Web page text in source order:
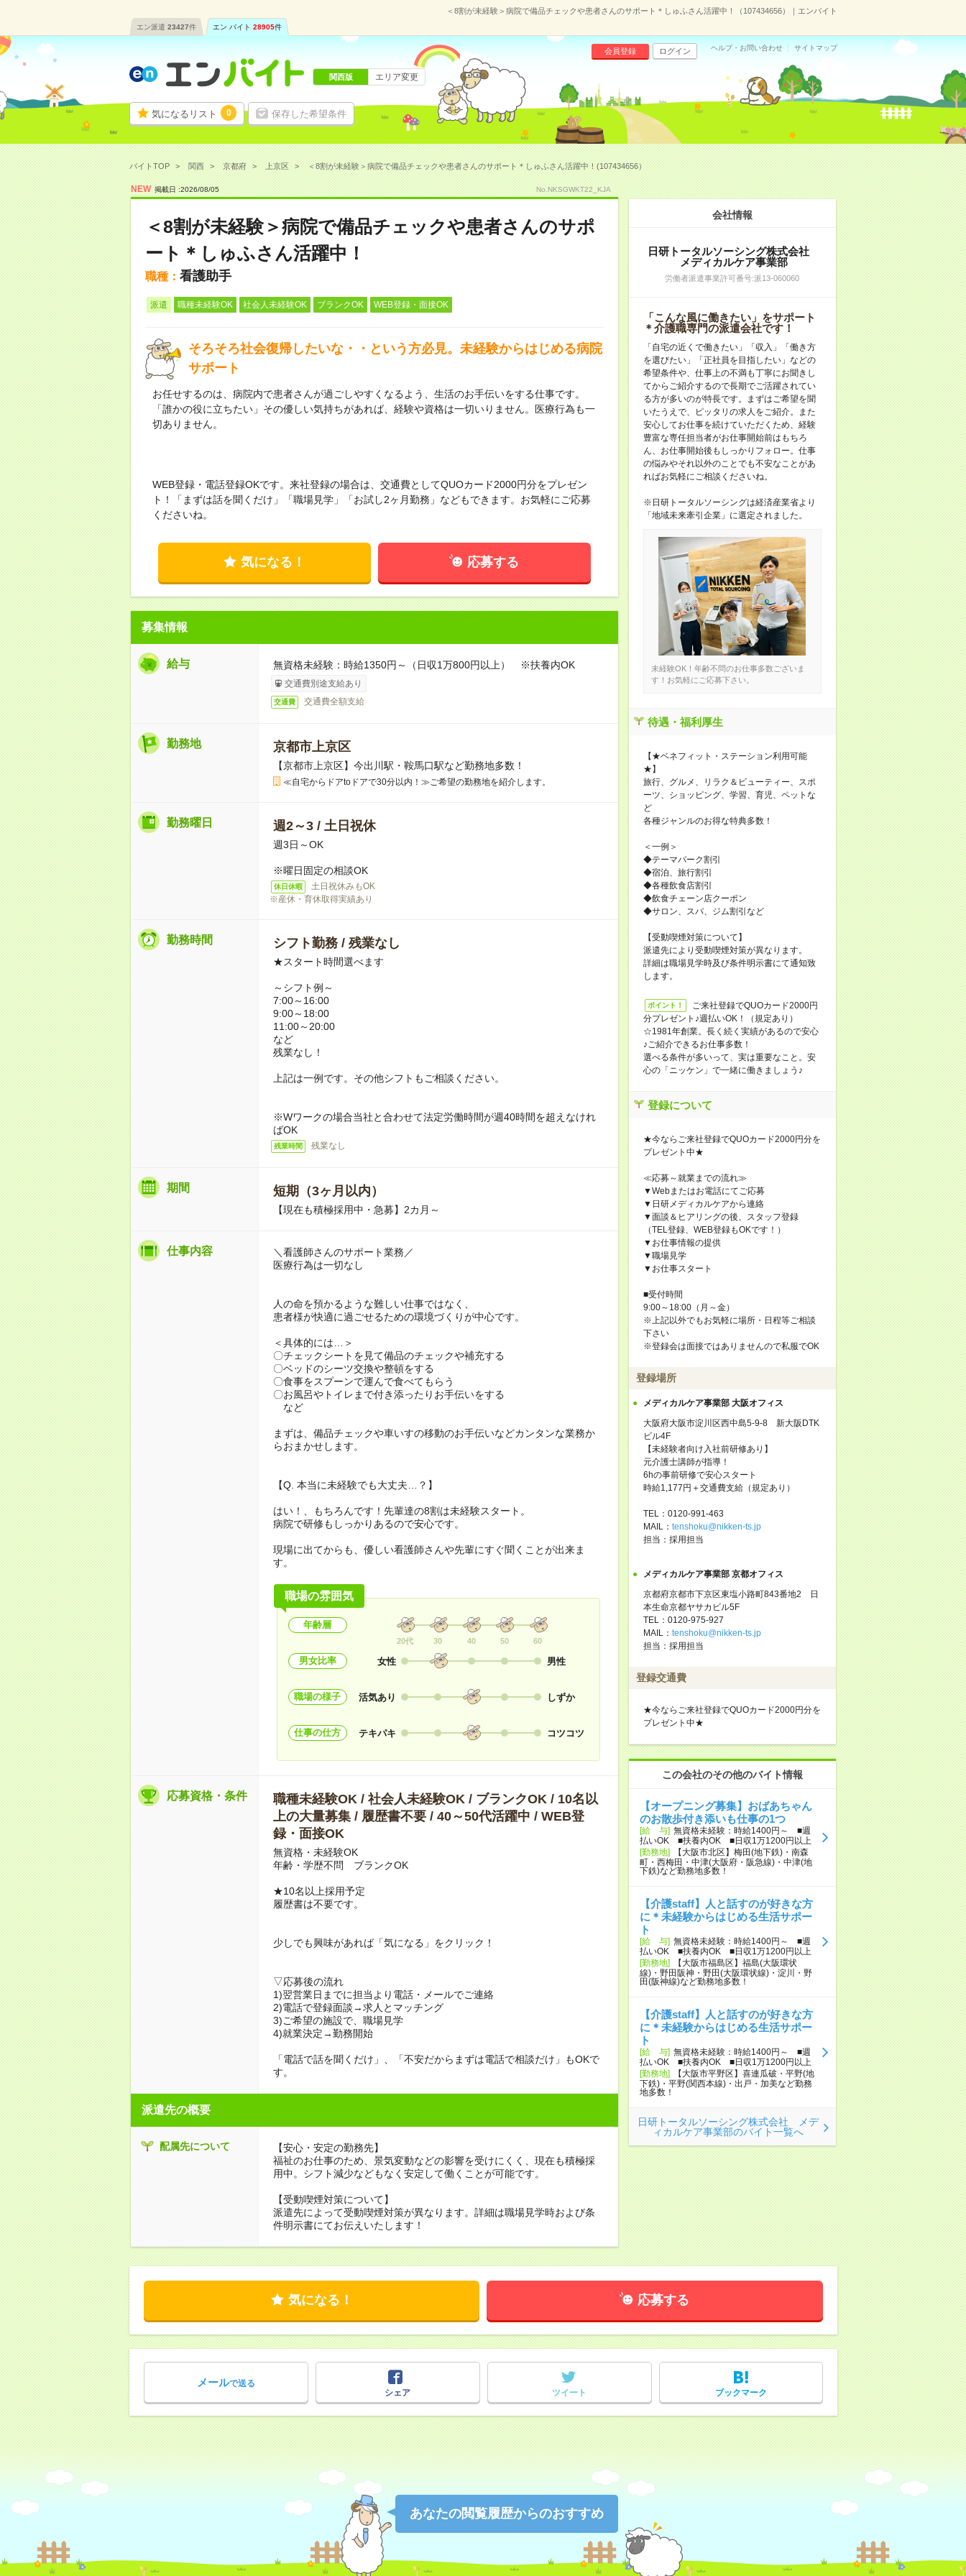
＜8割が未経験＞病院で備品チェックや患者さんのサポート＊しゅふさん活躍中！（107434656）｜エンバイト
エン派遣 23427件 エン バイト 28905件
気になるリスト 0 保存した希望条件
会員登録 ログイン ヘルプ・お問い合わせ サイトマップ
関西版 エリア変更
バイトTOP 関西 京都府 上京区 ＜8割が未経験＞病院で備品チェックや患者さんのサポート＊しゅふさん活躍中！(107434656）
NEW 掲載日 :2026/08/05 No.NKSGWKT22_KJA
＜8割が未経験＞病院で備品チェックや患者さんのサポ
ート＊しゅふさん活躍中！
職種： 看護助手
派遣 職種未経験OK 社会人未経験OK ブランクOK WEB登録・面接OK
そろそろ社会復帰したいな・・という方必見。未経験からはじめる病院
サポート
お任せするのは、病院内で患者さんが過ごしやすくなるよう、生活のお手伝いをする仕事です。
「誰かの役に立ちたい」その優しい気持ちがあれば、経験や資格は一切いりません。医療行為も一
切ありません。
WEB登録・電話登録OKです。来社登録の場合は、交通費としてQUOカード2000円分をプレゼン
ト！「まずは話を聞くだけ」「職場見学」「お試し2ヶ月勤務」などもできます。お気軽にご応募
くださいね。
気になる！ 応募する
募集情報
給与 無資格未経験：時給1350円～（日収1万800円以上） ※扶養内OK
交通費別途支給あり
交通費 交通費全額支給
勤務地 京都市上京区
【京都市上京区】今出川駅・鞍馬口駅など勤務地多数！
≪自宅からドアtoドアで30分以内！≫ご希望の勤務地を紹介します。
勤務曜日 週2～3 / 土日祝休
週3日～OK
※曜日固定の相談OK
休日休暇
土日祝休みもOK
※産休・育休取得実績あり
勤務時間 シフト勤務 / 残業なし
★スタート時間選べます
～シフト例～
7:00～16:00
9:00～18:00
11:00～20:00
など
残業なし！
上記は一例です。その他シフトもご相談ください。
※Wワークの場合当社と合わせて法定労働時間が週40時間を超えなけれ
ばOK
残業時間 残業なし
期間 短期（3ヶ月以内）
【現在も積極採用中・急募】2カ月～
仕事内容
＼看護師さんのサポート業務／
医療行為は一切なし
人の命を預かるような難しい仕事ではなく、
患者様が快適に過ごせるための環境づくりが中心です。
＜具体的には…＞
〇チェックシートを見て備品のチェックや補充する
〇ベッドのシーツ交換や整頓をする
〇食事をスプーンで運んで食べてもらう
〇お風呂やトイレまで付き添ったりお手伝いをする
など
まずは、備品チェックや車いすの移動のお手伝いなどカンタンな業務か
らおまかせします。
【Q. 本当に未経験でも大丈夫…？】
はい！、もちろんです！先輩達の8割は未経験スタート。
病院で研修もしっかりあるので安心です。
現場に出てからも、優しい看護師さんや先輩にすぐ聞くことが出来ま
す。
職場の雰囲気
年齢層
20代 30 40 50 60
男女比率 女性 男性
職場の様子 活気あり しずか
仕事の仕方 テキパキ コツコツ
応募資格・条件
職種未経験OK / 社会人未経験OK / ブランクOK / 10名以
上の大量募集 / 履歴書不要 / 40～50代活躍中 / WEB登
録・面接OK
無資格・未経験OK
年齢・学歴不問 ブランクOK
★10名以上採用予定
履歴書は不要です。
少しでも興味があれば「気になる」をクリック！
▽応募後の流れ
1)翌営業日までに担当より電話・メールでご連絡
2)電話で登録面談→求人とマッチング
3)ご希望の施設で、職場見学
4)就業決定→勤務開始
「電話で話を聞くだけ」、「不安だからまずは電話で相談だけ」もOKで
す。
派遣先の概要
配属先について
【安心・安定の勤務先】
福祉のお仕事のため、景気変動などの影響を受けにくく、現在も積極採
用中。シフト減少などもなく安定して働くことが可能です。
【受動喫煙対策について】
派遣先によって受動喫煙対策が異なります。詳細は職場見学時および条
件明示書にてお伝えいたします！
会社情報
日研トータルソーシング株式会社
メディカルケア事業部
労働者派遣事業許可番号:派13-060060
「こんな風に働きたい」をサポート
＊介護職専門の派遣会社です！
「自宅の近くで働きたい」「収入」「働き方
を選びたい」「正社員を目指したい」などの
希望条件や、仕事上の不満も丁寧にお聞きし
てからご紹介するので長期でご活躍されてい
る方が多いのが特長です。まずはご希望を聞
いたうえで、ピッタリの求人をご紹介。また
安心してお仕事を続けていただくため、経験
豊富な専任担当者がお仕事開始前はもちろ
ん、お仕事開始後もしっかりフォロー。仕事
の悩みやそれ以外のことでも不安なことがあ
ればお気軽にご相談くださいね。
※日研トータルソーシングは経済産業省より
「地域未来牽引企業」に選定されました。
未経験OK！年齢不問のお仕事多数ございま
す！お気軽にご応募下さい。
待遇・福利厚生
【★ベネフィット・ステーション利用可能
★】
旅行、グルメ、リラク＆ビューティー、スポ
ーツ、ショッピング、学習、育児、ペットな
ど
各種ジャンルのお得な特典多数！
＜一例＞
◆テーマパーク割引
◆宿泊、旅行割引
◆各種飲食店割引
◆飲食チェーン店クーポン
◆サロン、スパ、ジム割引など
【受動喫煙対策について】
派遣先により受動喫煙対策が異なります。
詳細は職場見学時及び条件明示書にて通知致
します。
ポイント！
ご来社登録でQUOカード2000円
分プレゼント♪週払いOK！（規定あり）
☆1981年創業。長く続く実績があるので安心
♪ご紹介できるお仕事多数！
選べる条件が多いって、実は重要なこと。安
心の「ニッケン」で一緒に働きましょう♪
登録について
★今ならご来社登録でQUOカード2000円分を
プレゼント中★
≪応募～就業までの流れ≫
▼Webまたはお電話にてご応募
▼日研メディカルケアから連絡
▼面談＆ヒアリングの後、スタッフ登録
（TEL登録、WEB登録もOKです！）
▼お仕事情報の提供
▼職場見学
▼お仕事スタート
■受付時間
9:00～18:00（月～金）
※上記以外でもお気軽に場所・日程等ご相談
下さい
※登録会は面接ではありませんので私服でOK
登録場所
メディカルケア事業部 大阪オフィス
大阪府大阪市淀川区西中島5-9-8 新大阪DTK
ビル4F
【未経験者向け入社前研修あり】
元介護士講師が指導！
6hの事前研修で安心スタート
時給1,177円＋交通費支給（規定あり）
TEL：0120-991-463
MAIL： tenshoku@nikken-ts.jp
担当：採用担当
メディカルケア事業部 京都オフィス
京都府京都市下京区東塩小路町843番地2 日
本生命京都ヤサカビル5F
TEL：0120-975-927
MAIL： tenshoku@nikken-ts.jp
担当：採用担当
登録交通費
★今ならご来社登録でQUOカード2000円分を
プレゼント中★
この会社のその他のバイト情報
【オープニング募集】おばあちゃん
のお散歩付き添いも仕事の1つ
[給 与] 無資格未経験：時給1400円～ ■週
払いOK ■扶養内OK ■日収1万1200円以上
[勤務地]
【大阪市北区】梅田(地下鉄)・南森
町・西梅田・中津(大阪府・阪急線)・中津(地
下鉄)など勤務地多数！
【介護staff】人と話すのが好きな方
に＊未経験からはじめる生活サポー
ト
[給 与] 無資格未経験：時給1400円～ ■週
払いOK ■扶養内OK ■日収1万1200円以上
[勤務地]
【大阪市福島区】福島(大阪環状
線)・野田阪神・野田(大阪環状線)・淀川・野
田(阪神線)など勤務地多数！
【介護staff】人と話すのが好きな方
に＊未経験からはじめる生活サポー
ト
[給 与] 無資格未経験：時給1400円～ ■週
払いOK ■扶養内OK ■日収1万1200円以上
[勤務地]
【大阪市平野区】喜連瓜破・平野(地
下鉄)・平野(関西本線)・出戸・加美など勤務
地多数！
日研トータルソーシング株式会社 メデ
ィカルケア事業部のバイト一覧へ
気になる！ 応募する
メールで送る
シェア
ツイート ブックマーク
あなたの閲覧履歴からのおすすめ